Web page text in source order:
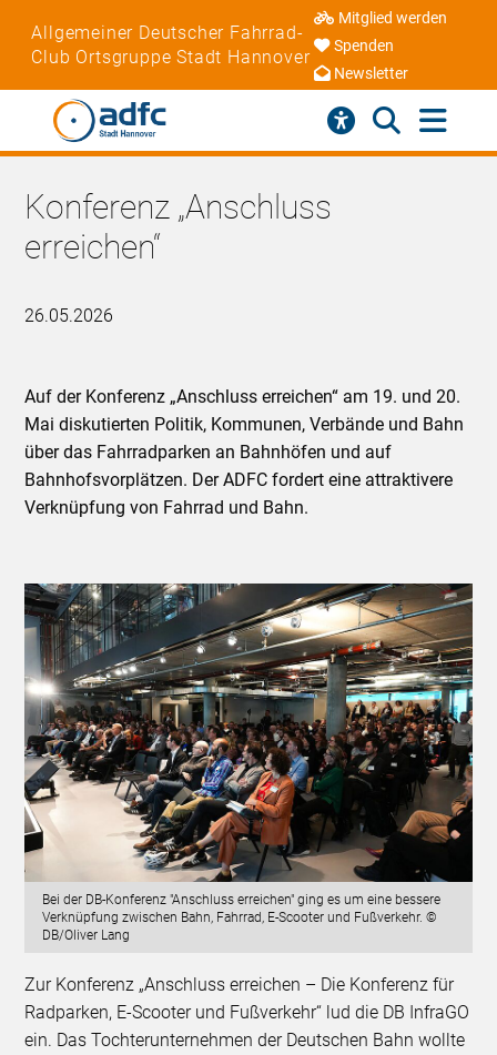
Allgemeiner Deutscher Fahrrad-
Club Ortsgruppe Stadt Hannover
Mitglied werden
Spenden
Newsletter
Konferenz „Anschluss
erreichen“
26.05.2026
Auf der Konferenz „Anschluss erreichen“ am 19. und 20.
Mai diskutierten Politik, Kommunen, Verbände und Bahn
über das Fahrradparken an Bahnhöfen und auf
Bahnhofsvorplätzen. Der ADFC fordert eine attraktivere
Verknüpfung von Fahrrad und Bahn.
Bei der DB-Konferenz "Anschluss erreichen" ging es um eine bessere
Verknüpfung zwischen Bahn, Fahrrad, E-Scooter und Fußverkehr. ©
DB/Oliver Lang
Zur Konferenz „Anschluss erreichen – Die Konferenz für
Radparken, E-Scooter und Fußverkehr“ lud die DB InfraGO
ein. Das Tochterunternehmen der Deutschen Bahn wollte